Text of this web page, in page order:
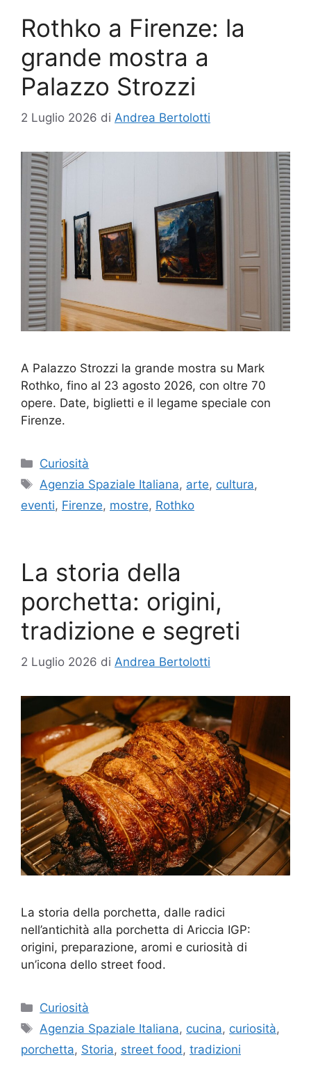
Rothko a Firenze: la
grande mostra a
Palazzo Strozzi
2 Luglio 2026 di Andrea Bertolotti
A Palazzo Strozzi la grande mostra su Mark
Rothko, fino al 23 agosto 2026, con oltre 70
opere. Date, biglietti e il legame speciale con
Firenze.
Categorie
Curiosità
Tag
Agenzia Spaziale Italiana, arte, cultura,
eventi, Firenze, mostre, Rothko
La storia della
porchetta: origini,
tradizione e segreti
2 Luglio 2026 di Andrea Bertolotti
La storia della porchetta, dalle radici
nell’antichità alla porchetta di Ariccia IGP:
origini, preparazione, aromi e curiosità di
un’icona dello street food.
Categorie
Curiosità
Tag
Agenzia Spaziale Italiana, cucina, curiosità,
porchetta, Storia, street food, tradizioni